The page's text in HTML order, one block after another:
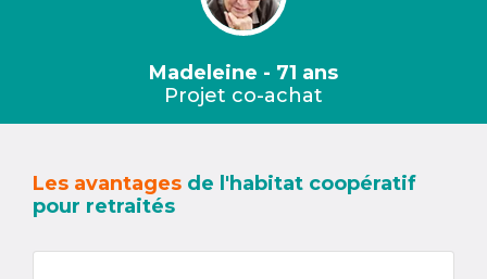
Madeleine - 71 ans
Projet co-achat
Les avantages de l'habitat coopératif
pour retraités